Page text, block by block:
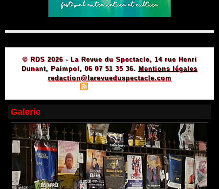
© RDS 2026 - La Revue du Spectacle, 14 rue Henri
Dunant, Paimpol, 06 07 51 35 36. Mentions légales
redaction@larevueduspectacle.com
Galerie